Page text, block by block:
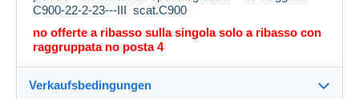
C900-22-2-23---III scat.C900
no offerte a ribasso sulla singola solo a ribasso con
raggruppata no posta 4
Verkaufsbedingungen